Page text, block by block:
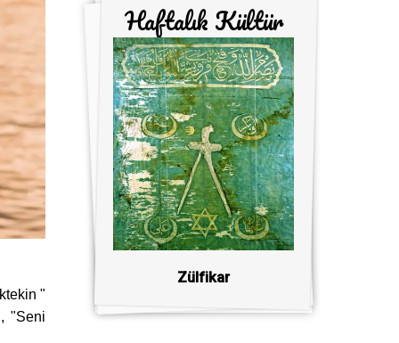
"
"Seni
Haftalık Kültür
Zülfikar